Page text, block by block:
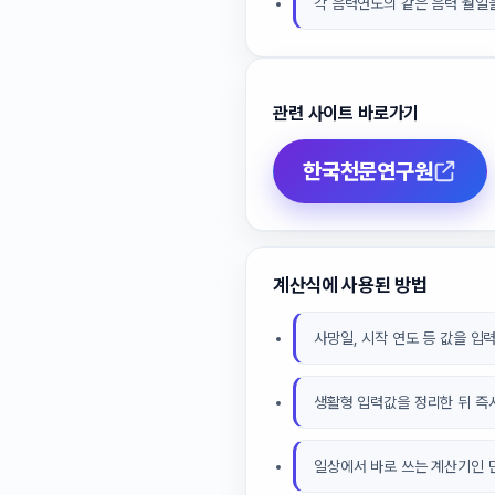
관련 사이트 바로가기
한국천문연구원
계산식에 사용된 방법
사망일, 시작 연도 등 값을 입
생활형 입력값을 정리한 뒤
일상에서 바로 쓰는 계산기인